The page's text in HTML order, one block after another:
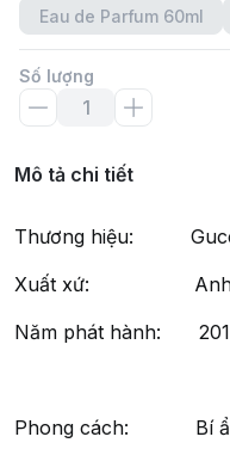
Eau de Parfum 60ml
Số lượng
Mô tả chi tiết
Thương hiệu:
Xuất xứ: Anh,
Năm phát hành:
Phong cách: Bí ẩn,